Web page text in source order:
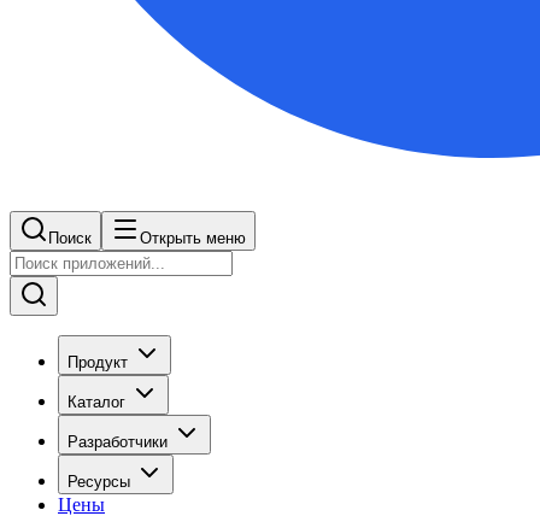
Поиск Открыть меню
Продукт
Каталог
Разработчики
Ресурсы
Цены